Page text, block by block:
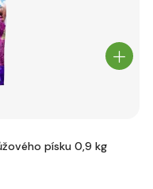
písku 0,9 kg